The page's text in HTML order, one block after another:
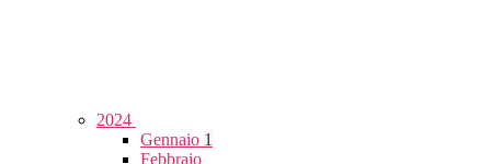
2024
Gennaio 1
Febbraio